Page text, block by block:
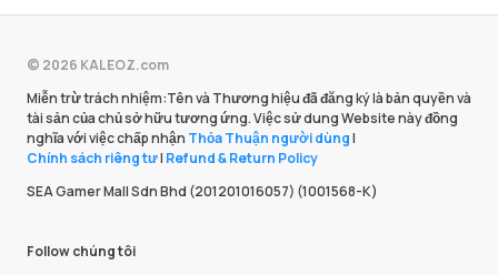
© 2026 KALEOZ.com
Miễn trừ trách nhiệm:Tên và Thương hiệu đã đăng ký là bản quyền và
tài sản của chủ sở hữu tương ứng. Việc sử dung Website này đồng
nghĩa với việc chấp nhận Thỏa Thuận người dùng|
Chính sách riêng tư| Refund & Return Policy
SEA Gamer Mall Sdn Bhd (201201016057) (1001568-K)
Follow chúng tôi